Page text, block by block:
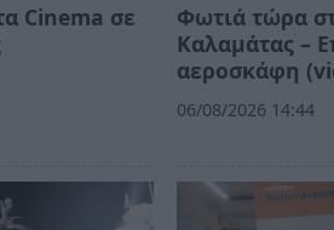
Cinema σε
Φωτιά τώρα
Καλαμάτας –
αεροσκάφη
06/08/2026 14:44